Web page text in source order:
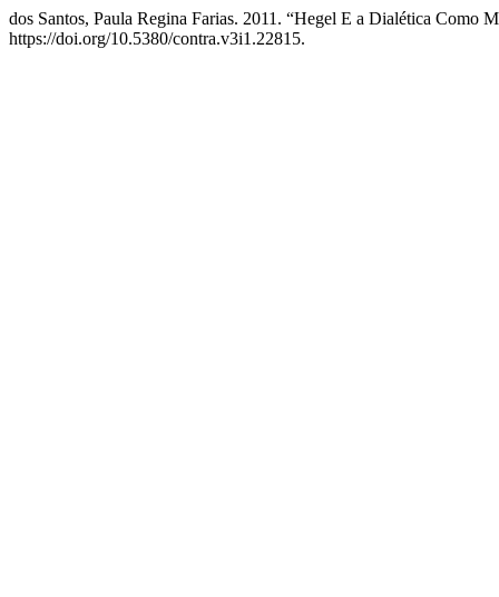
dos Santos, Paula Regina Farias. 2011. “Hegel E a Dialética Como
https://doi.org/10.5380/contra.v3i1.22815.